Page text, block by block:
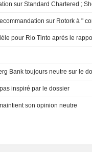
sur Standard Chartered ;
Bank toujours neutre sur le
inspiré par le dossier
son opinion neutre